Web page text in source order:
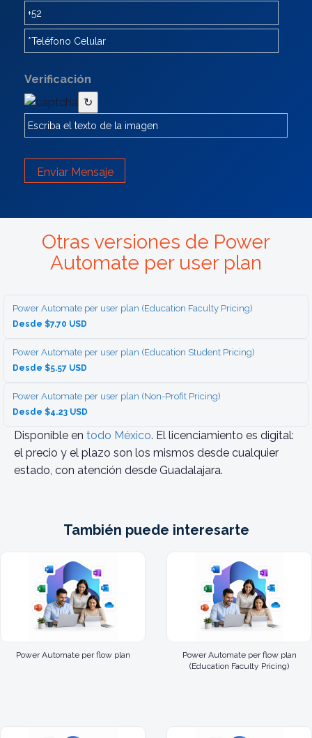
Verificación
↻
Enviar Mensaje
Otras versiones de Power
Automate per user plan
Power Automate per user plan (Education Faculty Pricing)
Desde $7.70 USD
Power Automate per user plan (Education Student Pricing)
Desde $5.57 USD
Power Automate per user plan (Non-Profit Pricing)
Desde $4.23 USD
Disponible en todo México. El licenciamiento es digital:
el precio y el plazo son los mismos desde cualquier
estado, con atención desde Guadalajara.
También puede interesarte
Power Automate per flow plan
Power Automate per flow plan
(Education Faculty Pricing)